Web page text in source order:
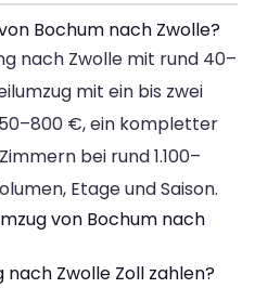
Bochum nach Zwolle?
nach Zwolle mit rund 40–
mit ein bis zwei
€, ein kompletter
bei rund 1.100–
Etage und Saison.
von Bochum nach
nach Zwolle Zoll zahlen?